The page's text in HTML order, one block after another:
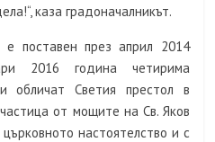
каза градоначалникът.
е поставен през април 2014
2016 година четирима
обличат Светия престол в
от мощите на Св. Яков
настоятелство и с